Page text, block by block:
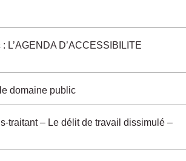
D’ACCESSIBILITE
domaine public
traitant – Le délit de travail dissimulé –